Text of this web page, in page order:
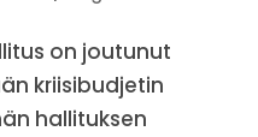
on joutunut
kriisibudjetin
hallituksen